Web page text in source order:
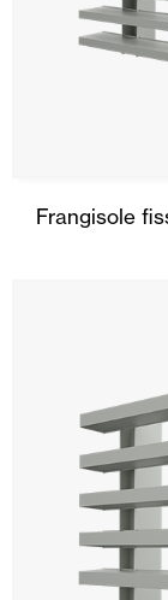
Frangisole